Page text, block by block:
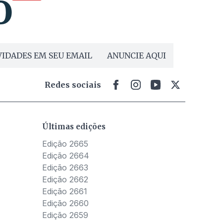
EM SEU EMAIL ANUNCIE AQUI
Redes sociais
Últimas edições
Edição 2665
Edição 2664
Edição 2663
Edição 2662
Edição 2661
Edição 2660
Edição 2659